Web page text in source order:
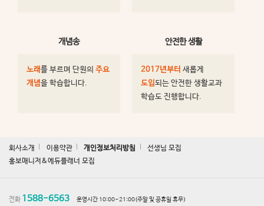
개념송
노래를 부르며 단원의 주요
개념을 학습합니다.
안전한 생활
2017년부터 새롭게
도입 되는 안전한 생활교과
학습도 진행합니다.
회사소개 이용약관 개인정보처리방침
선생님 모집
홍보매니저&에듀플래너 모집
전화 1588-6563
운영시간 10:00~21:00(주말 및 공휴일 휴무)